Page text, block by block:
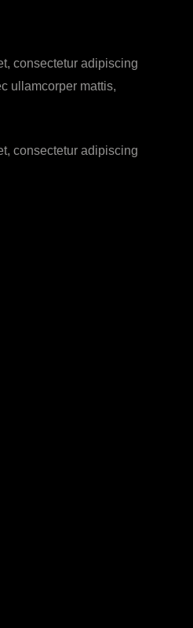
consectetur adipiscing
ullamcorper mattis,
consectetur adipiscing